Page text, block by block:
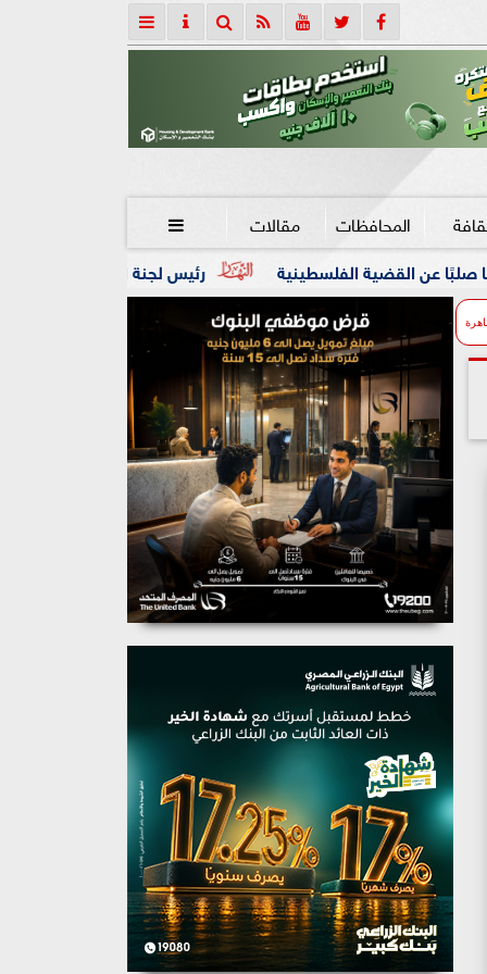
المحافظات مقالات 
رئيس لجنة الحكام : الفراعنة الدولية لجمباز